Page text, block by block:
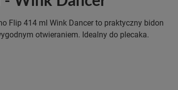
Flip 414 ml Wink Dancer to praktyczny bidon
otwieraniem. Idealny do plecaka.